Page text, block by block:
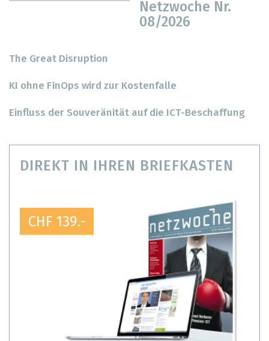
Netzwoche Nr.
08/2026
The Great Disruption
KI ohne FinOps wird zur Kostenfalle
Einfluss der Souveränität auf die ICT-Beschaffung
DIREKT IN IHREN BRIEFKASTEN
CHF 139.-